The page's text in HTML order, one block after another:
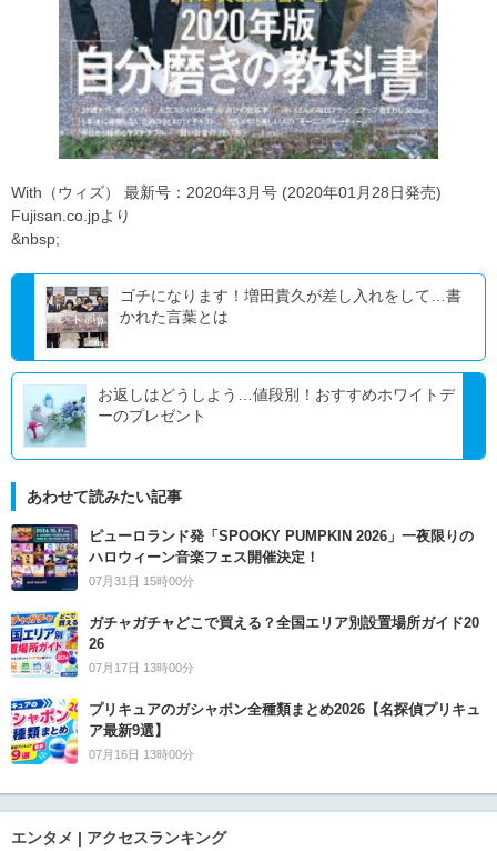
With（ウィズ） 最新号：2020年3月号 (2020年01月28日発売)
Fujisan.co.jpより
&nbsp;
ゴチになります！増田貴久が差し入れをして…書
かれた言葉とは
お返しはどうしよう…値段別！おすすめホワイトデ
ーのプレゼント
あわせて読みたい記事
ピューロランド発「SPOOKY PUMPKIN 2026」一夜限りの
ハロウィーン音楽フェス開催決定！
07月31日 15時00分
ガチャガチャどこで買える？全国エリア別設置場所ガイド20
26
07月17日 13時00分
プリキュアのガシャポン全種類まとめ2026【名探偵プリキュ
ア最新9選】
07月16日 13時00分
エンタメ | アクセスランキング